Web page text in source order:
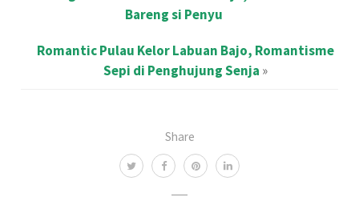
Share
Bareng si Penyu
Romantic Pulau Kelor Labuan Bajo, Romantisme
Sepi di Penghujung Senja »